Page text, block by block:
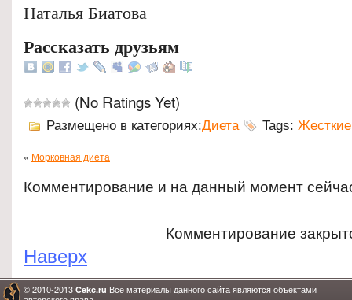
Наталья Биатова
Рассказать друзьям
(No Ratings Yet)
Размещено в категориях:Диета Tags:
« Морковная диета
Комментирование и на данный момент
Комментирование
Наверх
© 2010-2013 Cekc.ru Все материалы данного сайта являются объектами